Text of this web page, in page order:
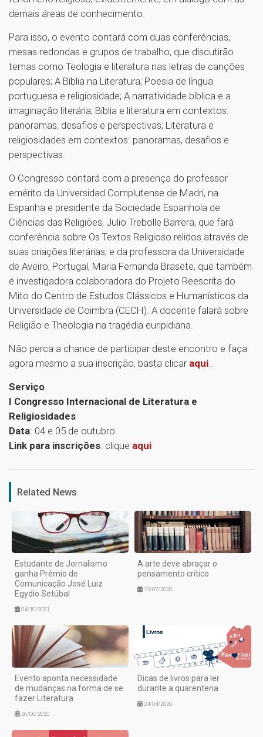
demais áreas de conhecimento.
Para isso, o evento contará com duas conferências,
mesas-redondas e grupos de trabalho, que discutirão
temas como Teologia e literatura nas letras de canções
populares; A Bíblia na Literatura; Poesia de língua
portuguesa e religiosidade; A narratividade bíblica e a
imaginação literária; Bíblia e literatura em contextos:
panoramas, desafios e perspectivas; Literatura e
religiosidades em contextos: panoramas, desafios e
perspectivas.
O Congresso contará com a presença do professor
emérito da Universidad Complutense de Madri, na
Espanha e presidente da Sociedade Espanhola de
Ciências das Religiões, Julio Trebolle Barrera, que fará
conferência sobre Os Textos Religioso relidos através de
suas criações literárias; e da professora da Universidade
de Aveiro, Portugal, Maria Fernanda Brasete, que também
é investigadora colaboradora do Projeto Reescrita do
Mito do Centro de Estudos Clássicos e Humanísticos da
Universidade de Coimbra (CECH). A docente falará sobre
Religião e Theologia na tragédia euripidiana.
Não perca a chance de participar deste encontro e faça
agora mesmo a sua inscrição, basta clicar aqui
Serviço
I Congresso Internacional de Literatura e
Religiosidades
Data: 04 e 05 de outubro
Link para inscrições: clique aqui
1
Related News
Estudante de Jornalismo
ganha Prêmio de
Comunicação José Luiz
Egydio Setúbal
04/10/2021
A arte deve abraçar o
pensamento crítico
10/07/2020
Evento aponta necessidade
de mudanças na forma de se
fazer Literatura
26/06/2020
Dicas de livros para ler
durante a quarentena
24/04/2020